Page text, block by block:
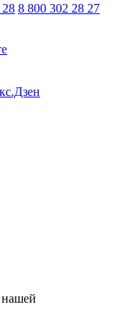
28 8 800 302 28 27
нашей